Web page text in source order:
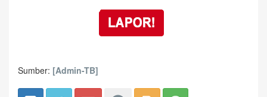
Sumber: [Admin-TB]